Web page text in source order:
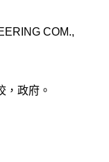
COM.,
，政府。